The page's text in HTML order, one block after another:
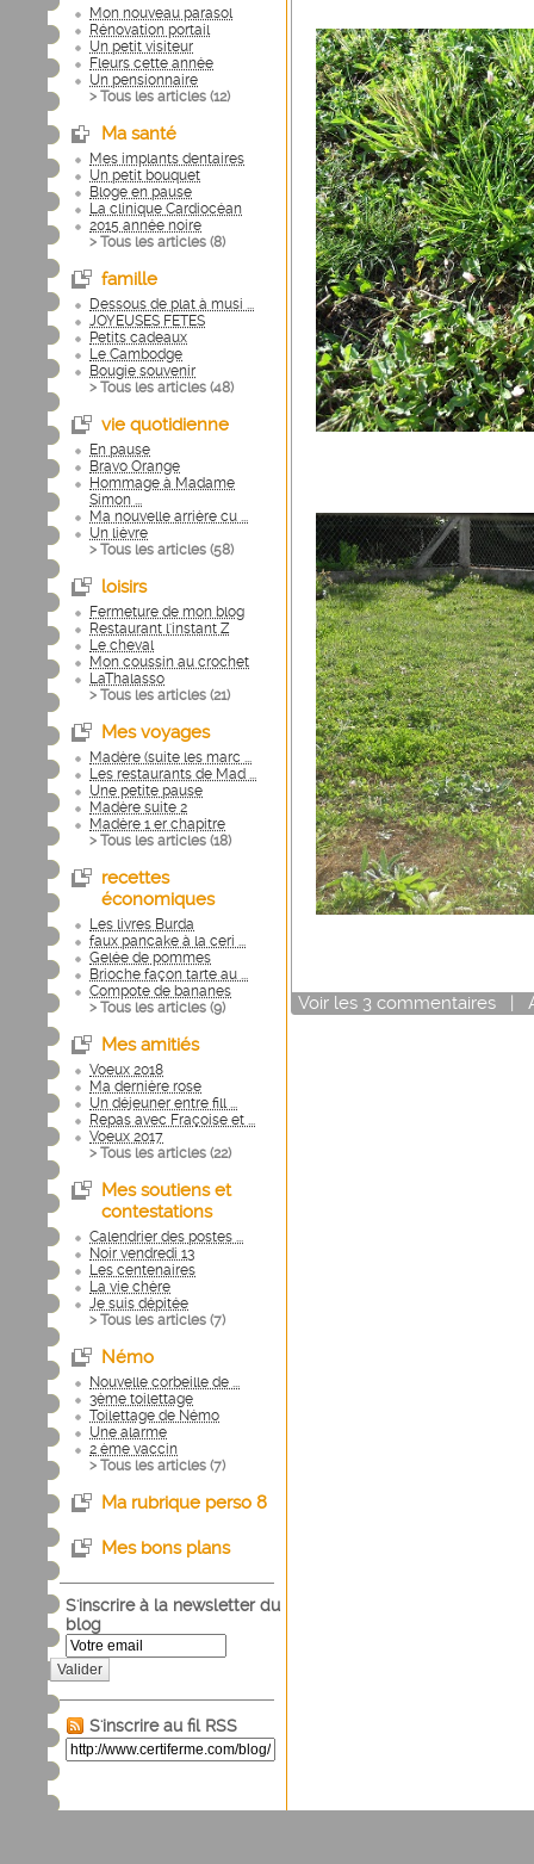
Mon nouveau parasol
Rénovation portail
Un petit visiteur
Fleurs cette année
Un pensionnaire
> Tous les articles (12)
Ma santé
Mes implants dentaires
Un petit bouquet
Bloge en pause
La clinique Cardiocéan
2015 année noire
> Tous les articles (8)
famille
Dessous de plat à musi ...
JOYEUSES FETES
Petits cadeaux
Le Cambodge
Bougie souvenir
> Tous les articles (48)
vie quotidienne
En pause
Bravo Orange
Hommage à Madame
Simon ...
Ma nouvelle arrière cu ...
Un lièvre
> Tous les articles (58)
loisirs
Fermeture de mon blog
Restaurant l'instant Z
Le cheval
Mon coussin au crochet
LaThalasso
> Tous les articles (21)
Mes voyages
Madère (suite les marc ...
Les restaurants de Mad ...
Une petite pause
Madère suite 2
Madère 1 er chapitre
> Tous les articles (18)
recettes
économiques
Les livres Burda
faux pancake à la ceri ...
Gelée de pommes
Brioche façon tarte au ...
Compote de bananes
> Tous les articles (9)
Mes amitiés
Voeux 2018
Ma dernière rose
Un déjeuner entre fill ...
Repas avec Fraçoise et ...
Voeux 2017
> Tous les articles (22)
Mes soutiens et
contestations
Calendrier des postes ...
Noir vendredi 13
Les centenaires
La vie chère
Je suis dépitée
> Tous les articles (7)
Némo
Nouvelle corbeille de ...
3ème toilettage
Toilettage de Némo
Une alarme
2 ème vaccin
> Tous les articles (7)
Ma rubrique perso 8
Mes bons plans
S'inscrire à la newsletter du
blog
Valider
S'inscrire au fil RSS
Voir les 3 commentaires |